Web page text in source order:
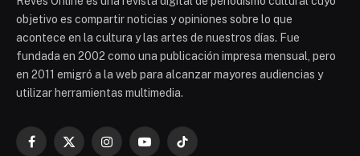
objetivo es compartir noticias y opiniones sobre lo que
acontece en la cultura y las artes de nuestros días. Fue
fundada en 2002 como una publicación impresa mensual, pero
en 2011 emigró a la web para alcanzar mayores audiencias y
utilizar herramientas multimedia.
Facebook
X
InstagramYouTubeTikTok